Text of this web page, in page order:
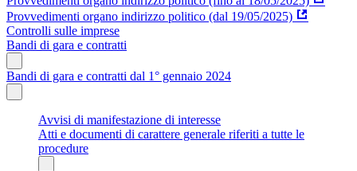
Provvedimenti organo indirizzo politico (dal 19/05/2025)
Controlli sulle imprese
Bandi di gara e contratti
Bandi di gara e contratti dal 1° gennaio 2024
Avvisi di manifestazione di interesse
Atti e documenti di carattere generale riferiti a tutte le
procedure